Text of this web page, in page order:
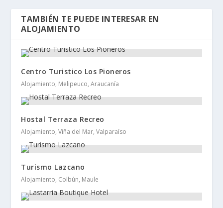
TAMBIÉN TE PUEDE INTERESAR EN
ALOJAMIENTO
Centro Turistico Los Pioneros
Alojamiento, Melipeuco, Araucanía
Hostal Terraza Recreo
Alojamiento, Viña del Mar, Valparaíso
Turismo Lazcano
Alojamiento, Colbún, Maule